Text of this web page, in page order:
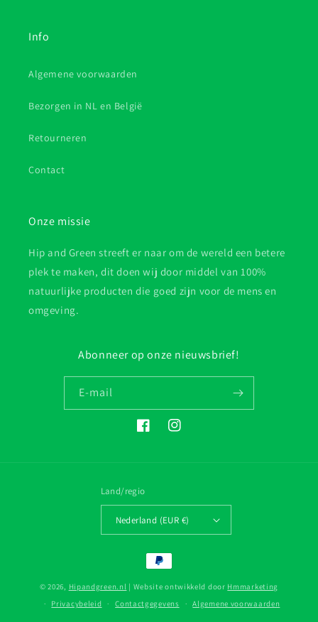
Info
Algemene voorwaarden
Bezorgen in NL en België
Retourneren
Contact
Onze missie
Hip and Green streeft er naar om de wereld een betere
plek te maken, dit doen wij door middel van 100%
natuurlijke producten die goed zijn voor de mens en
omgeving.
Abonneer op onze nieuwsbrief!
E‑mail
FacebookInstagram
Land/regio
Nederland (EUR €)
Betaalmethoden
© 2026, Hipandgreen.nl | Website ontwikkeld door Hmmarketing
Privacybeleid
Contactgegevens Algemene voorwaarden